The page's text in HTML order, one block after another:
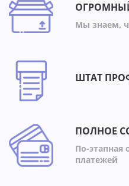
Мы знаем,
ШТАТ
ПОЛНОЕ
По-этапная
платежей